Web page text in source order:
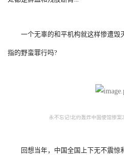
一个无辜的和平机构就这样惨遭毁
指的野蛮罪行吗?
永不忘记!北约轰炸中国使馆惨案
回想当年，中国全国上下无不震